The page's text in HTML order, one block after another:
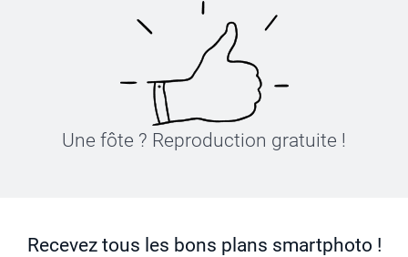
Une fôte ? Reproduction gratuite !
Recevez tous les bons plans smartphoto !